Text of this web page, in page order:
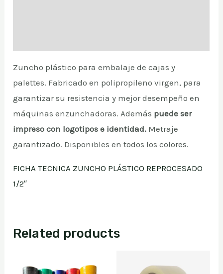
Zuncho plástico para embalaje de cajas y
palettes. Fabricado en polipropileno virgen, para
garantizar su resistencia y mejor desempeño en
máquinas enzunchadoras. Además puede ser
impreso con logotipos e identidad. Metraje
garantizado. Disponibles en todos los colores.
FICHA TECNICA ZUNCHO PLÁSTICO REPROCESADO
1/2″
Related products